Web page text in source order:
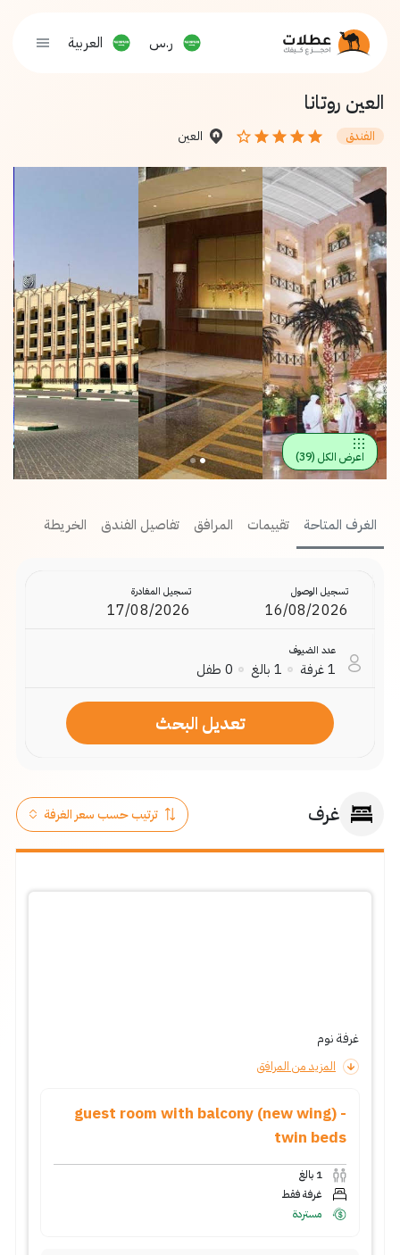
ر.س العربية
العين روتانا
الفندق العين
اعرض الكل (
39
)
الغرف المتاحة تقييمات المرافق تفاصيل الفندق الخريطة
تسجيل الوصول تسجيل المغادرة
عدد الضيوف
1غرفة 1 بالغ 0 طفل
تعديل البحث
غرف
غرفة نوم
المزيد من المرافق
guest room with balcony (new wing) -
twin beds
1 بالغ
غرفة فقط
مستردة